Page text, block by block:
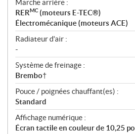
Marche arrière :
RERMC (moteurs E-TEC®)
Électromécanique (moteurs ACE)
Radiateur d'air :
-
Système de freinage :
Brembo†
Pouce / poignées chauffant(es) :
Standard
Affichage numérique :
Écran tactile en couleur de 10,25 po